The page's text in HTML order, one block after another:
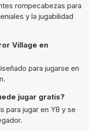
rompecabezas para
y la jugabilidad
Village en
para jugarse en
jugar gratis?
para jugar en Y8 y se